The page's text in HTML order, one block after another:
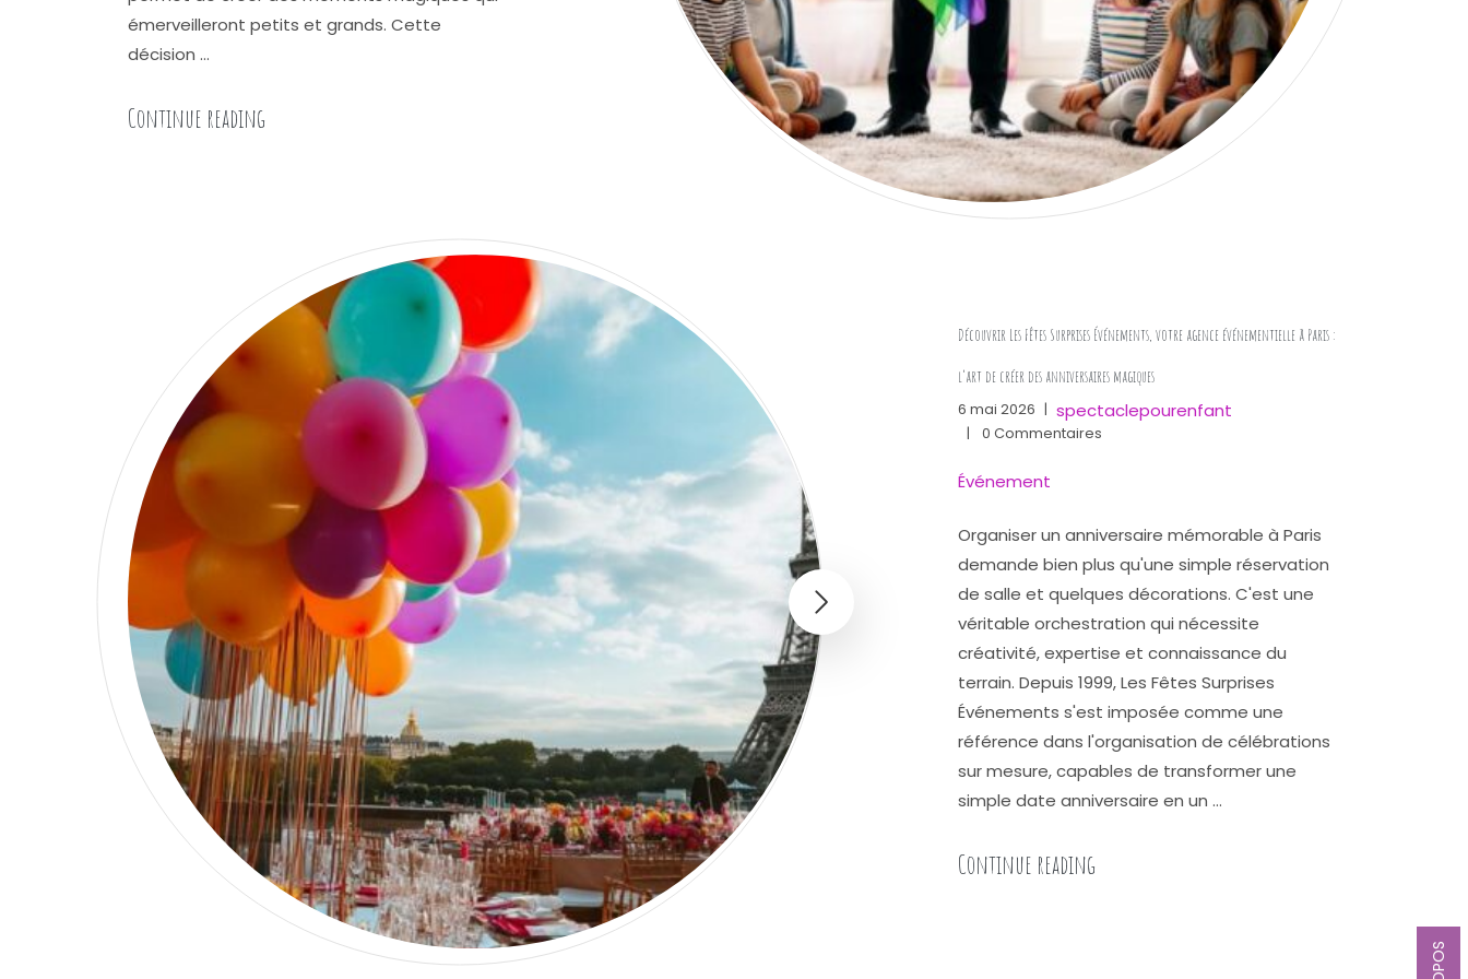
émerveilleront petits et grands. Cette
décision …
Continue reading « Comment choisir un magicien pour enfants à Montpellier pour un anniversaire exceptionnel »
Découvrir Les Fêtes Surprises Événements, votre agence événementielle à Paris :
l’art de créer des anniversaires magiques
6 mai 2026 | spectaclepourenfant
| 0 Commentaires
Événement
Organiser un anniversaire mémorable à Paris
demande bien plus qu'une simple réservation
de salle et quelques décorations. C'est une
véritable orchestration qui nécessite
créativité, expertise et connaissance du
terrain. Depuis 1999, Les Fêtes Surprises
Événements s'est imposée comme une
référence dans l'organisation de célébrations
sur mesure, capables de transformer une
simple date anniversaire en un …
Continue reading